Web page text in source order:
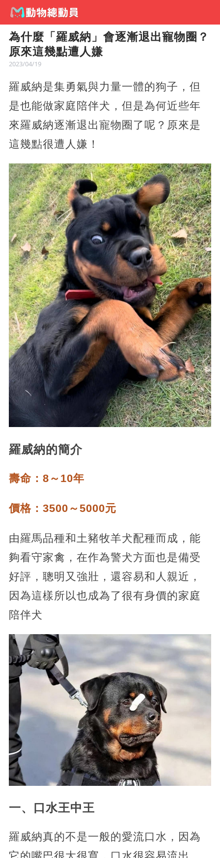
為什麼「羅威納」會逐漸退出寵物圈？
原來這幾點遭人嫌
2023/04/19
羅威納是集勇氣與力量一體的狗子，但
是也能做家庭陪伴犬，但是為何近些年
來羅威納逐漸退出寵物圈了呢？原來是
這幾點很遭人嫌！
羅威納的簡介
壽命：8～10年
價格：3500～5000元
由羅馬品種和土豬牧羊犬配種而成，能
夠看守家禽，在作為警犬方面也是備受
好評，聰明又強壯，還容易和人親近，
因為這樣所以也成為了很有身價的家庭
陪伴犬
一、口水王中王
羅威納真的不是一般的愛流口水，因為